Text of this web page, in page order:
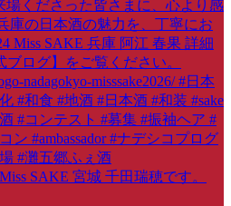
SAKE 宮城 千田瑞穂です。